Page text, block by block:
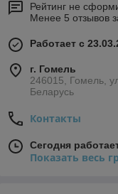
Рейтинг не
Менее 5 отзывов
Работает с
г. Гомель
246015, Гомель,
Беларусь
Контакты
Сегодня
Показать весь